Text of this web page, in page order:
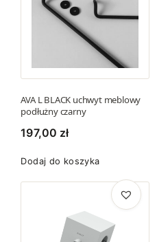
AVA L BLACK uchwyt meblowy
podłużny czarny
197,00 zł
Dodaj do koszyka